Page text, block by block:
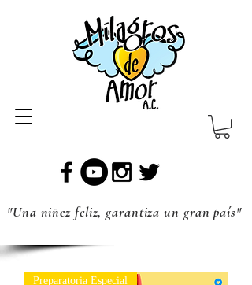
"Una niñez feliz, garantiza un gran país"
Preparatoria Especial